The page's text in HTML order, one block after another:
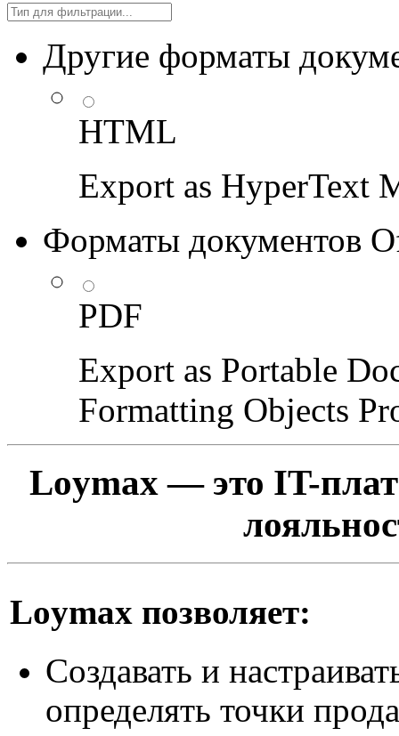
Filter
Другие форматы
HTML
Export as HyperText
Форматы документов
PDF
Export as Portable
Formatting Objects
Loymax— это IT-
Loymax позволяет:
Создавать и
определять точки